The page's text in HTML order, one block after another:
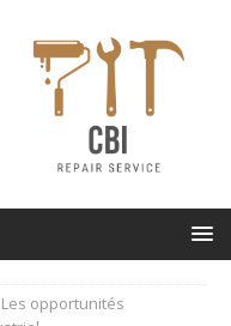
Les opportunités